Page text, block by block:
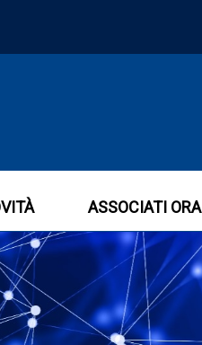
ASSOCIATI ORA